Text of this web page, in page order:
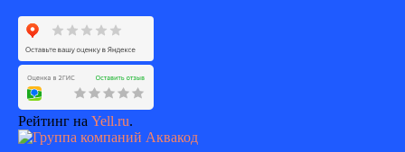
Рейтинг на Yell.ru.